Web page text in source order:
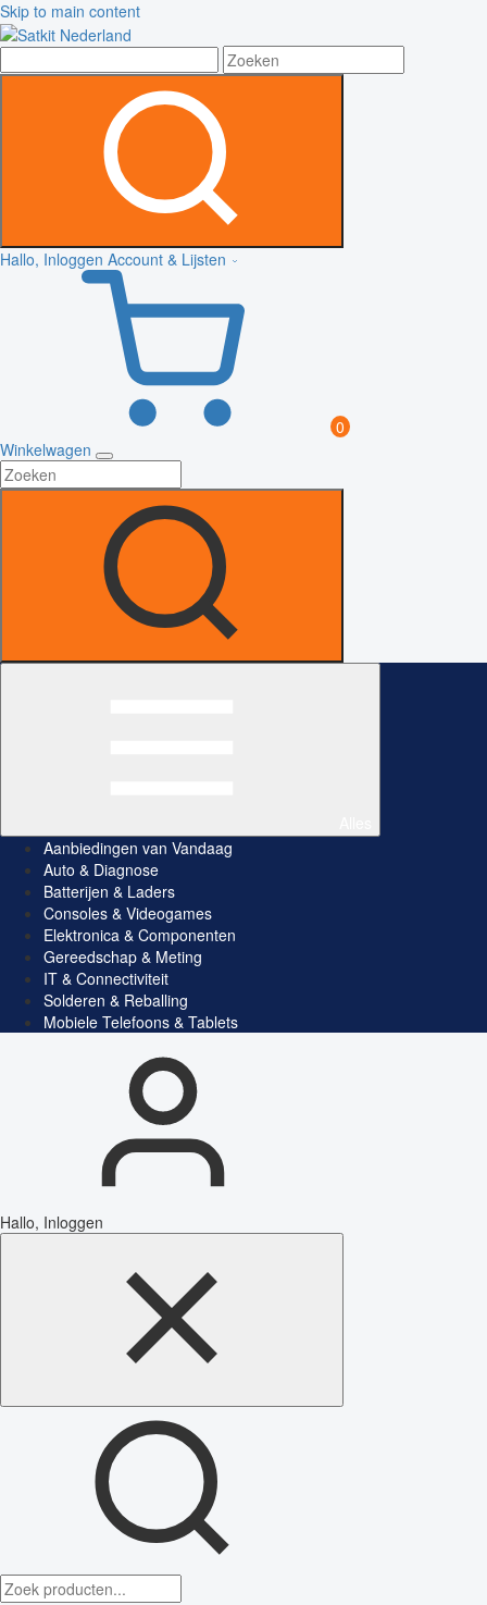
Skip to main content
Hallo, Inloggen Account & Lijsten
0
Winkelwagen
Aanbiedingen van Vandaag
Auto & Diagnose
Batterijen & Laders
Consoles & Videogames
Elektronica & Componenten
Gereedschap & Meting
IT & Connectiviteit
Solderen & Reballing
Mobiele Telefoons & Tablets
Hallo, Inloggen